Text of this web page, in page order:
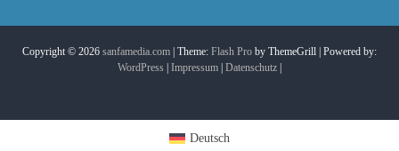
Copyright © 2026 sanfamedia.com | Theme: Flash Pro by ThemeGrill | Powered by:
WordPress Impressum Datenschutz
Deutsch